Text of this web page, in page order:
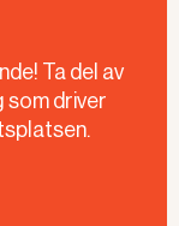
Ta del av
som driver